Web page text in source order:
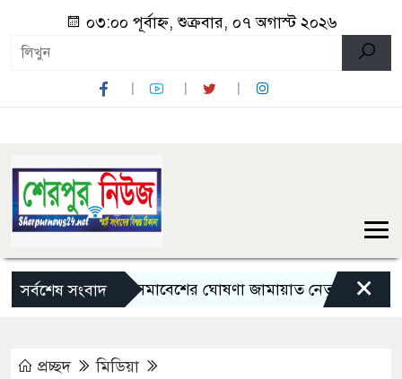
০৩:০০ পূর্বাহ্ন, শুক্রবার, ০৭ অগাস্ট ২০২৬
সর্বশেষ সংবাদ
লংমার্চ ও মহাসমাবেশের ঘোষণা জামায়াত নেতৃত্বাধীন ১১ দলের
×
প্রচ্ছদ
মিডিয়া